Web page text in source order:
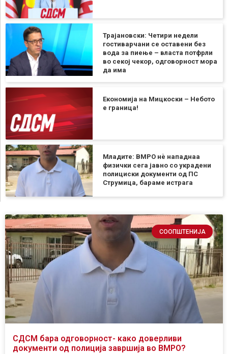
Трајановски: Четири недели
гостиварчани се оставени без
вода за пиење – власта потфрли
во секој чекор, одговорност мора
да има
Економија на Мицкоски – Небото
е граница!
Младите: ВМРО нè нападнаа
физички сега јавно со украдени
полициски документи од ПС
Струмица, бараме истрага
СООПШТЕНИЈА
СДСМ бара одговорност- како доверливи
документи од полиција завршија во ВМРО?